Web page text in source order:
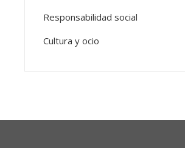
Responsabilidad social
Cultura y ocio